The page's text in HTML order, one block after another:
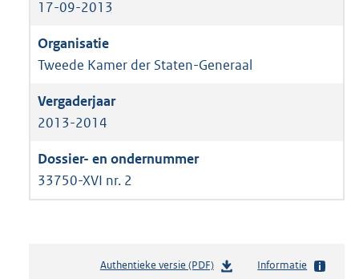
17-09-2013
Tweede Kamer der Staten-Generaal
2013-2014
33750-XVI nr. 2
Authentieke versie (PDF)b
Informatie